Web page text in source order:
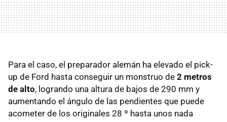
Para el caso, el preparador alemán ha elevado el pick-
up de Ford hasta conseguir un monstruo de 2 metros
de alto, logrando una altura de bajos de 290 mm y
aumentando el ángulo de las pendientes que puede
acometer de los originales 28 º hasta unos nada